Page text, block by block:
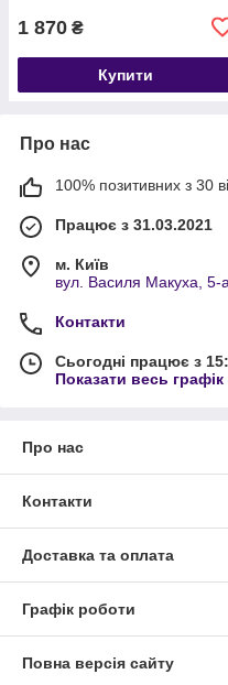
1 870 ₴
Купити
Про нас
100% позитивних з 30
Працює з 31.03.2021
м. Київ
вул. Василя Макуха, 5-
Контакти
Сьогодні працює з
Показати весь
Про нас
Контакти
Доставка та оплата
Графік роботи
Повна версія сайту